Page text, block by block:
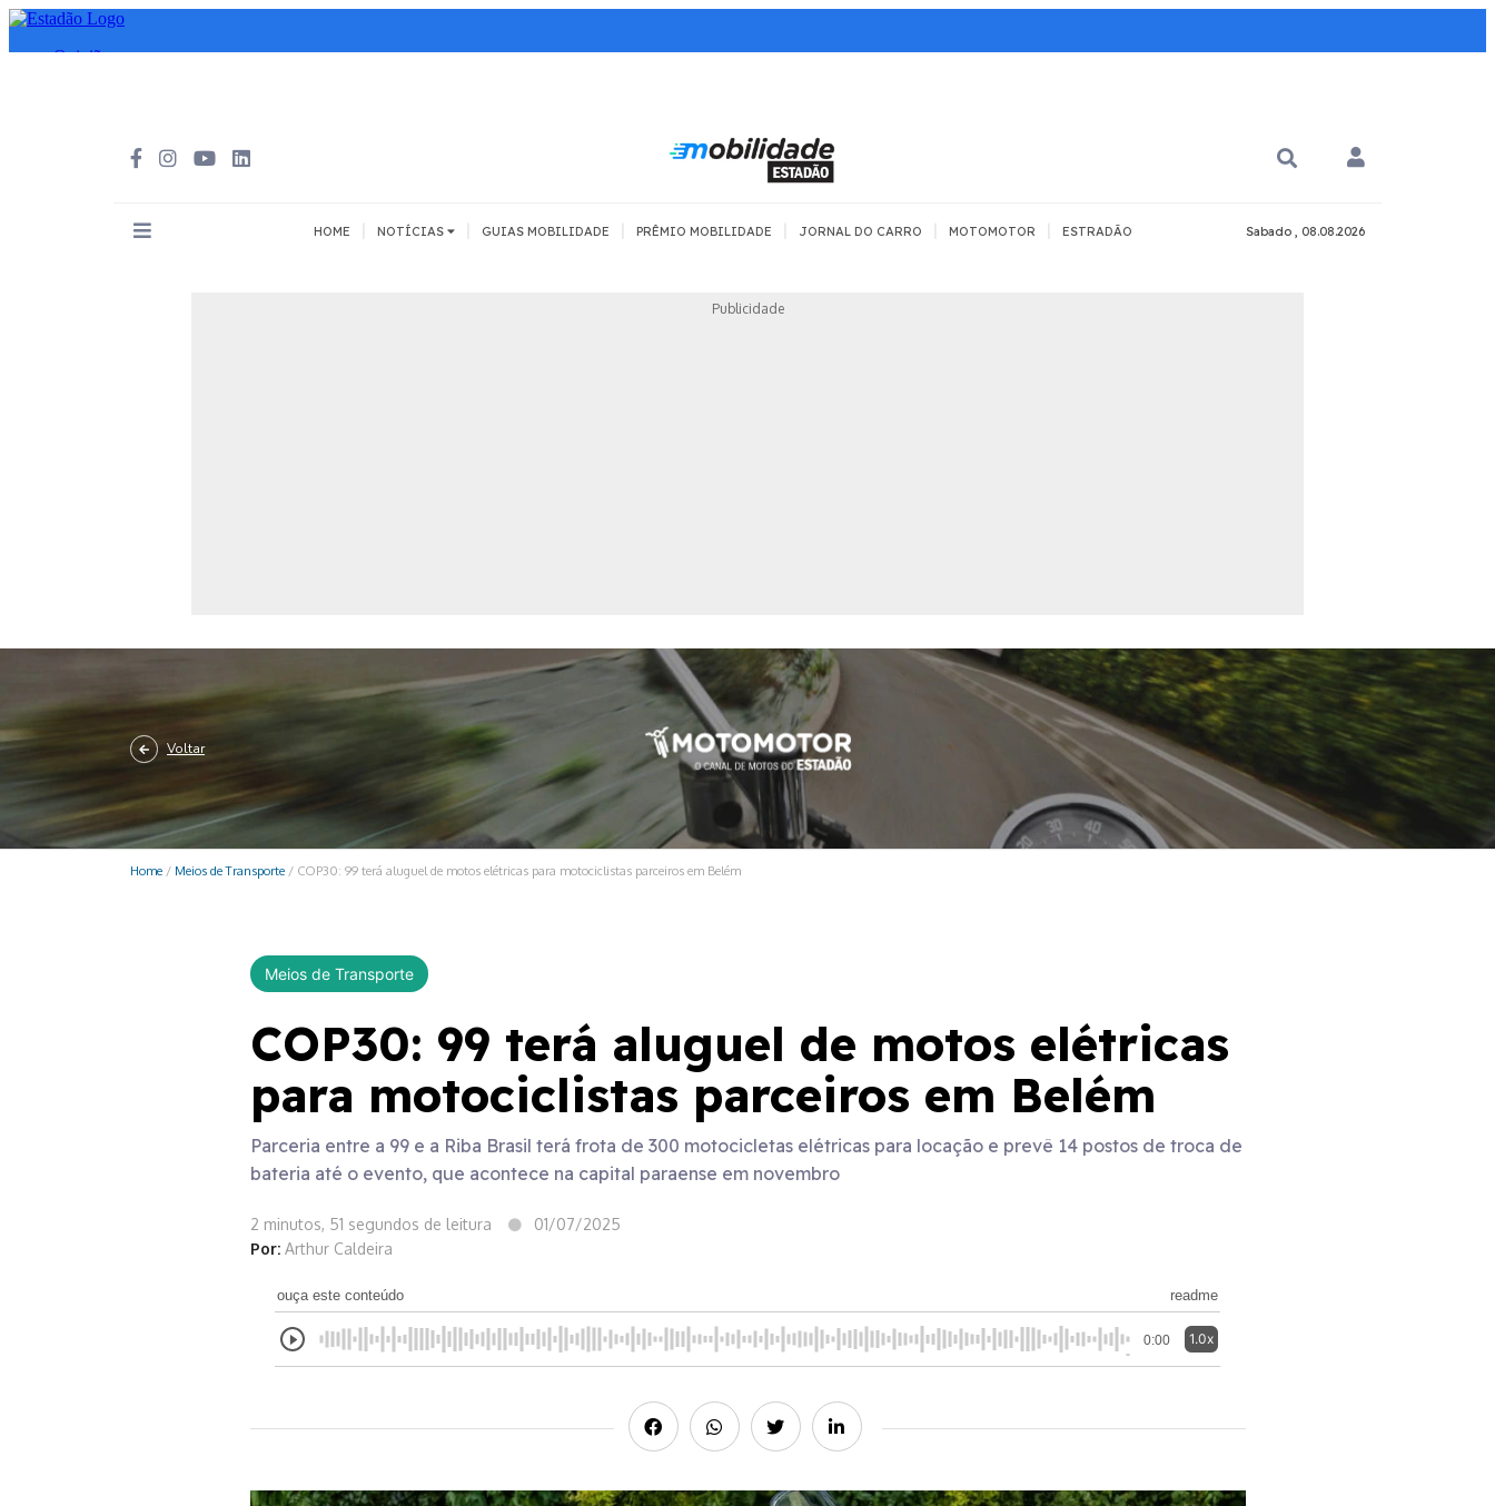
HOME NOTÍCIAS
Scooter elétrica
MOBILIDADE COM
SEGURANÇA
GUIAS MOBILIDADE PRÊMIO MOBILIDADE JORNAL DO CARRO MOTOMOTOR ESTRADÃO Sabado , 08.08.2026
Publicidade
Voltar
Home / Meios de Transporte / COP30: 99 terá aluguel de motos elétricas para motociclistas parceiros em Belém
Meios de Transporte
COP30: 99 terá aluguel de motos elétricas
para motociclistas parceiros em Belém
Parceria entre a 99 e a Riba Brasil terá frota de 300 motocicletas elétricas para locação e prevê 14 postos de troca de
bateria até o evento, que acontece na capital paraense em novembro
2 minutos, 51 segundos de leitura
01/07/2025
Por: Arthur Caldeira
ouça este conteúdo readme
0:00 1.0x